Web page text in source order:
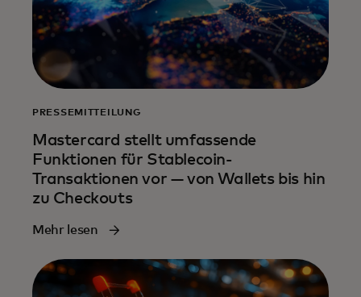
PRESSEMITTEILUNG
Mastercard stellt umfassende
Funktionen für Stablecoin-
Transaktionen vor — von Wallets bis hin
zu Checkouts
Mehr lesen